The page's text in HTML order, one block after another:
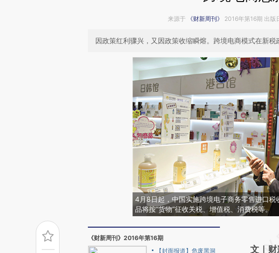
来源于 《财新周刊》 2016年第16期 出版
因政策红利骤兴，又因政策收缩瞬熔。跨境电商模式在新税
4月8日起，中国实施跨境电子商务零售进口
品将按“货物”征收关税、增值税、消费税等。
《财新周刊》2016年第16期
【封面报道】危废黑洞
AI
文｜